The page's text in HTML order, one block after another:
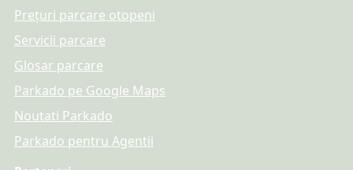
Prețuri parcare otopeni
Servicii parcare
Glosar parcare
Parkado pe Google Maps
Noutati Parkado
Parkado pentru Agentii